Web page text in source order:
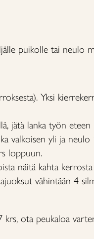
puikolle tai neulo
Yksi
jätä lanka työn
valkoisen yli ja
loppuun.
näitä kahta
vähintään 4
ota peukaloa